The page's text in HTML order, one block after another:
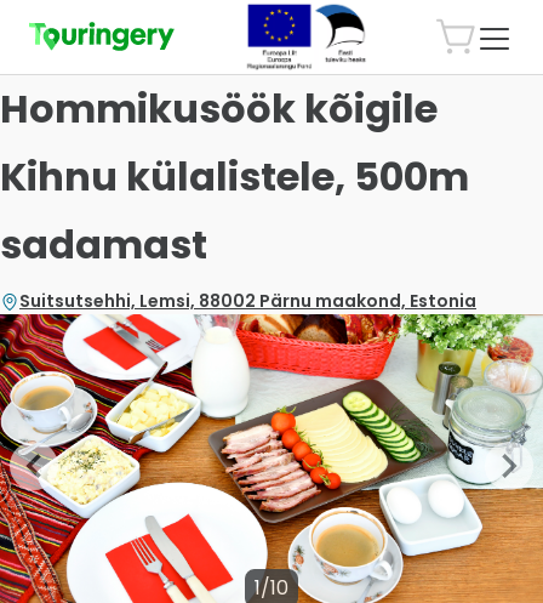
Hommikusöök kõigile
Kihnu külalistele, 500m
sadamast
Suitsutsehhi, Lemsi, 88002 Pärnu maakond, Estonia
1/10